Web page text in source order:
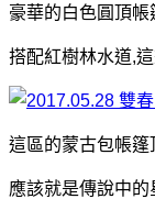
豪華的白色圓頂帳
搭配紅樹林水道,
這區的蒙古包帳篷
應該就是傳說中的